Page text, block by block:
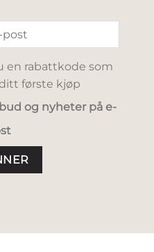
en rabattkode som
første kjøp
og nyheter på e-